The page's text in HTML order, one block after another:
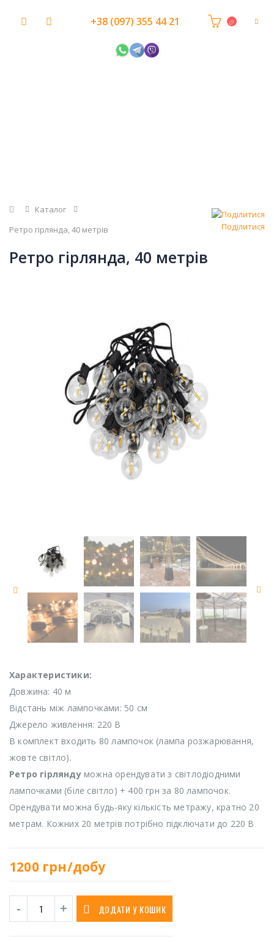
+38 (097) 355 44 21
Головна
Каталог
Ретро гірлянда, 40 метрів
Поділитися
Ретро гірлянда, 40 метрів
Характеристики:
Довжина: 40 м
Відстань між лампочками: 50 см
Джерело живлення: 220 В
В комплект входить 80 лампочок (лампа розжарювання,
жовте світло).
Ретро гірляндуможна орендувати з світлодіодними
лампочками (біле світло) + 400 грн за 80 лампочок.
Орендувати можна будь-яку кількість метражу, кратно 20
метрам. Кожних 20 метрів потрібно підключати до 220 В
1200 грн/добу
ДОДАТИ У КОШИК